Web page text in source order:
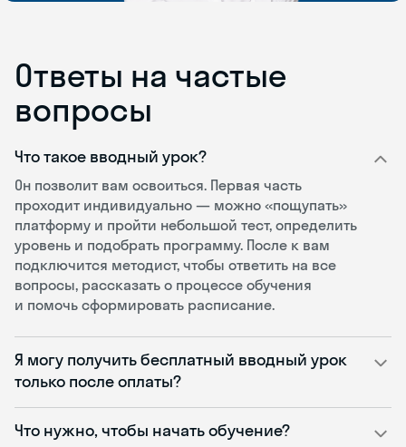
Ответы на частые
вопросы
Что такое вводный урок?
Он позволит вам освоиться. Первая часть
проходит индивидуально — можно «пощупать»
платформу и пройти небольшой тест, определить
уровень и подобрать программу. После к вам
подключится методист, чтобы ответить на все
вопросы, рассказать о процессе обучения
и помочь сформировать расписание.
Я могу получить бесплатный вводный урок
только после оплаты?
Что нужно, чтобы начать обучение?